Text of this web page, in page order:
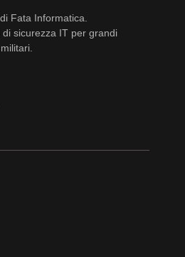
Fata Informatica.
sicurezza IT per grandi